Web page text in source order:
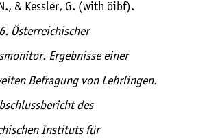
& Kessler, G. (with öibf).
6. Österreichischer
Ergebnisse einer
Befragung von Lehrlingen.
des
Instituts für